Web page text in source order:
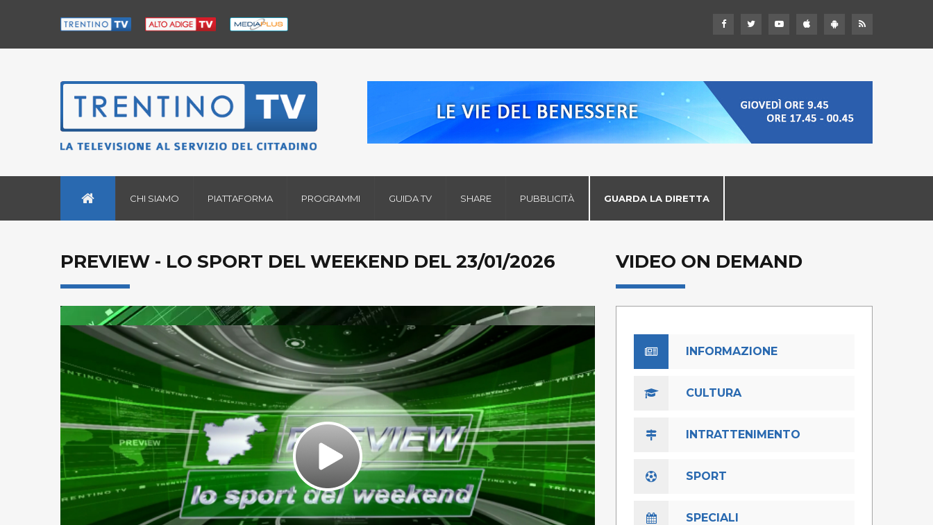
CHI SIAMO PIATTAFORMA PROGRAMMI GUIDA TV SHARE PUBBLICITÀ GUARDA LA DIRETTA
PREVIEW - LO SPORT DEL WEEKEND DEL 23/01/2026
Play
Video
VIDEO ON DEMAND
INFORMAZIONE
CULTURA
INTRATTENIMENTO
SPORT
SPECIALI